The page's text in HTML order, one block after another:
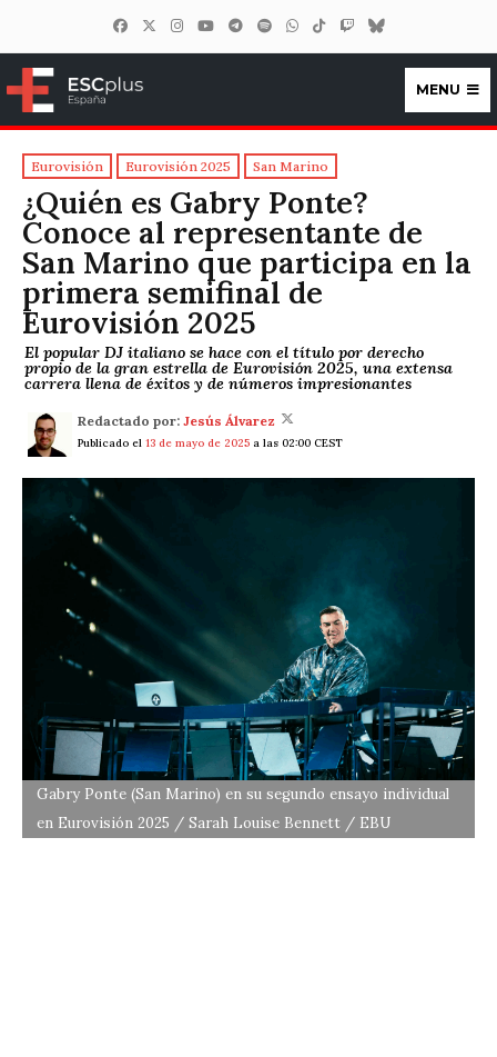
ESCplus España
MENU
Eurovisión Eurovisión 2025 San Marino
¿Quién es Gabry Ponte?
Conoce al representante de
San Marino que participa en la
primera semifinal de
Eurovisión 2025
El popular DJ italiano se hace con el título por derecho
propio de la gran estrella de Eurovisión 2025, una extensa
carrera llena de éxitos y de números impresionantes
Redactado por: Jesús Álvarez
Publicado el 13 de mayo de 2025 a las 02:00 CEST
Gabry Ponte (San Marino) en su segundo ensayo individual
en Eurovisión 2025 / Sarah Louise Bennett / EBU